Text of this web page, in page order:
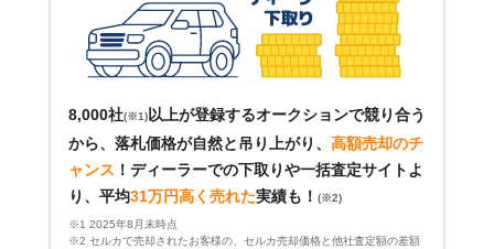
8,000社(※1) 以上が登録するオークションで競り合う
から、落札価格が自然と吊り上がり、 高額売却のチ
ャンス ！ ディーラーでの下取りや一括査定サイトよ
り、平均31万円高く売れた実績も！ (※2)
※1 2025年8月末時点
※2 セルカで売却されたお客様の、セルカ売却価格と他社査定額の差額